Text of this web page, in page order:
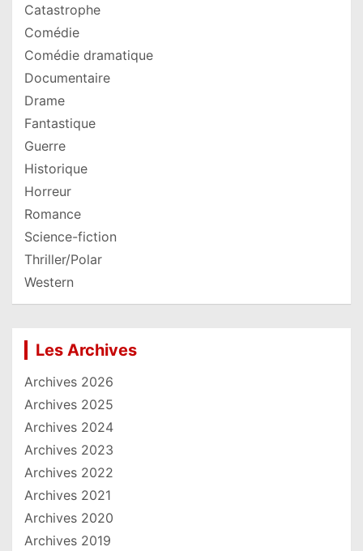
Catastrophe
Comédie
Comédie dramatique
Documentaire
Drame
Fantastique
Guerre
Historique
Horreur
Romance
Science-fiction
Thriller/Polar
Western
Les Archives
Archives 2026
Archives 2025
Archives 2024
Archives 2023
Archives 2022
Archives 2021
Archives 2020
Archives 2019